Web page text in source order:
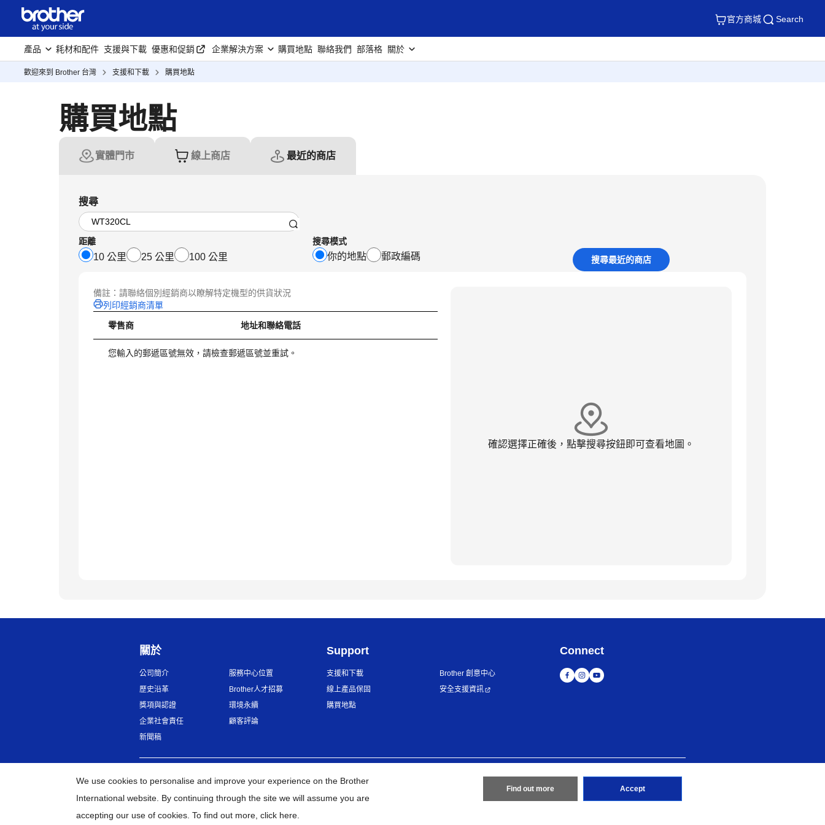
官方商城 Search
產品 耗材和配件 支援與下載 優惠和促銷 企業解決方案 購買地點 聯絡我們 部落格 關於
歡迎來到 Brother 台灣 支援和下載 購買地點
購買地點
實體門市 線上商店 最近的商店
搜尋
距離
10 公里 25 公里 100 公里
搜尋模式
你的地點 郵政編碼 搜尋最近的商店
備註：請聯絡個別經銷商以瞭解特定機型的供貨狀況
列印經銷商清單
零售商 地址和聯絡電話
您輸入的郵遞區號無效，請檢查郵遞區號並重試。
確認選擇正確後，點擊搜尋按鈕即可查看地圖。
關於
公司簡介
歷史沿革
獎項與認證
企業社會責任
新聞稿
服務中心位置
Brother人才招募
環境永續
顧客評論
Support
支援和下載
線上產品保固
購買地點
Brother 創意中心
安全支援資訊
Connect
台灣 全球網路 隱私政策 網站地圖 造訪 Brother 全球網站
BROTHER INTERNATIONAL TAIWAN LTD. All Rights Reserved
We use cookies to personalise and improve your experience on the Brother
International website. By continuing through the site we will assume you are
accepting our use of cookies. To find out more, click here.
Find out more Accept